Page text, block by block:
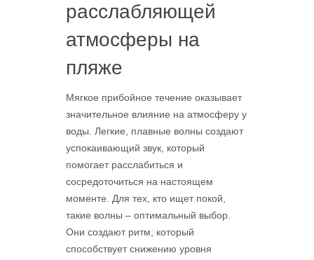
расслабляющей
атмосферы на
пляже
Мягкое прибойное течение оказывает
значительное влияние на атмосферу у
воды. Легкие, плавные волны создают
успокаивающий звук, который
помогает расслабиться и
сосредоточиться на настоящем
моменте. Для тех, кто ищет покой,
такие волны – оптимальный выбор.
Они создают ритм, который
способствует снижению уровня